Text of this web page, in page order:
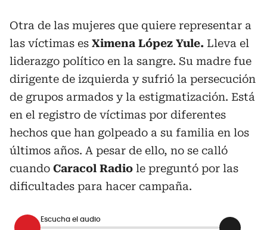
Otra de las mujeres que quiere representar a
las víctimas es Ximena López Yule. Lleva el
liderazgo político en la sangre. Su madre fue
dirigente de izquierda y sufrió la persecución
de grupos armados y la estigmatización. Está
en el registro de víctimas por diferentes
hechos que han golpeado a su familia en los
últimos años. A pesar de ello, no se calló
cuando Caracol Radio le preguntó por las
dificultades para hacer campaña.
Escucha el audio